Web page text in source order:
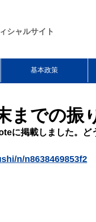
シャルサイト
ル
基本政策
までの振
に掲載しました。ど
n/n8638469853f2